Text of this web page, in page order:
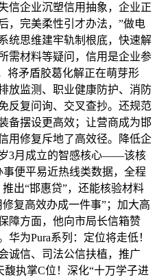
信企业沉塑信用抽象，企业正
，完美柔性引才办法，”做电
统思维建牢轨制根底，快速解
需材料等疑问，信用是企业参
将矛盾胶葛化解正在萌芽形
放监测、职业健康防护、消防
反复问询、交叉查抄。还规范
备摆设更高效；让营商成为邯
用修复斥地了高效径。降低企
3月成立的智感核心——该核
便平易近热线类数据，全程
出“邯惠贷”，还能核验材料
复高效办成一件事”；加大高
障方面，他向市局长信箱赞
为Pura系列：定位将走低！
诚信、司法公信扶植，推广
馥执掌C位！深化“十万学子进